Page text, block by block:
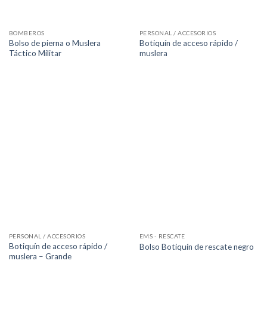
BOMBEROS
Bolso de pierna o Muslera
Táctico Militar
PERSONAL / ACCESORIOS
Botiquín de acceso rápido /
muslera
PERSONAL / ACCESORIOS
Botiquín de acceso rápido /
muslera – Grande
EMS - RESCATE
Bolso Botiquín de rescate negro